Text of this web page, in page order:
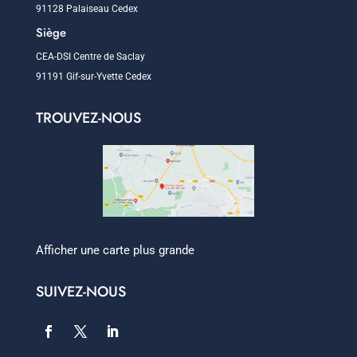
91128 Palaiseau Cedex
Siège
CEA-DSI Centre de Saclay
91191 Gif-sur-Yvette Cedex
TROUVEZ-NOUS
Afficher une carte plus grande
SUIVEZ-NOUS